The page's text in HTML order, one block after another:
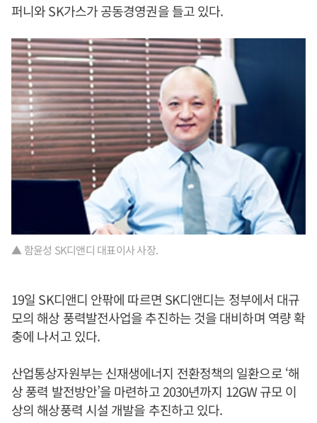
퍼니와 SK가스가 공동경영권을 들고 있다.
▲ 함윤성 SK디앤디 대표이사 사장.
19일 SK디앤디 안팎에 따르면 SK디앤디는 정부에서 대규
모의 해상 풍력발전사업을 추진하는 것을 대비하며 역량 확
충에 나서고 있다.
산업통상자원부는 신재생에너지 전환정책의 일환으로 ‘해
상 풍력 발전방안’을 마련하고 2030년까지 12GW 규모 이
상의 해상풍력 시설 개발을 추진하고 있다.